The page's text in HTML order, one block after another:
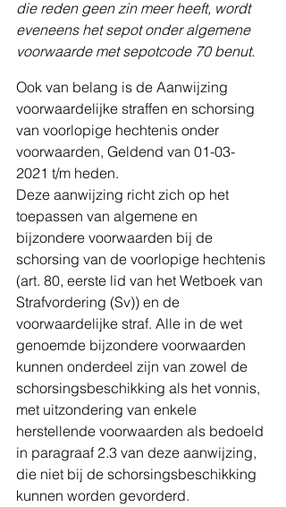
die reden geen zin meer heeft, wordt
eveneens het sepot onder algemene
voorwaarde met sepotcode 70 benut.
Ook van belang is de Aanwijzing
voorwaardelijke straffen en schorsing
van voorlopige hechtenis onder
voorwaarden, Geldend van 01-03-
2021 t/m heden.
Deze aanwijzing richt zich op het
toepassen van algemene en
bijzondere voorwaarden bij de
schorsing van de voorlopige hechtenis
(art. 80, eerste lid van het Wetboek van
Strafvordering (Sv)) en de
voorwaardelijke straf. Alle in de wet
genoemde bijzondere voorwaarden
kunnen onderdeel zijn van zowel de
schorsingsbeschikking als het vonnis,
met uitzondering van enkele
herstellende voorwaarden als bedoeld
in paragraaf 2.3 van deze aanwijzing,
die niet bij de schorsingsbeschikking
kunnen worden gevorderd.